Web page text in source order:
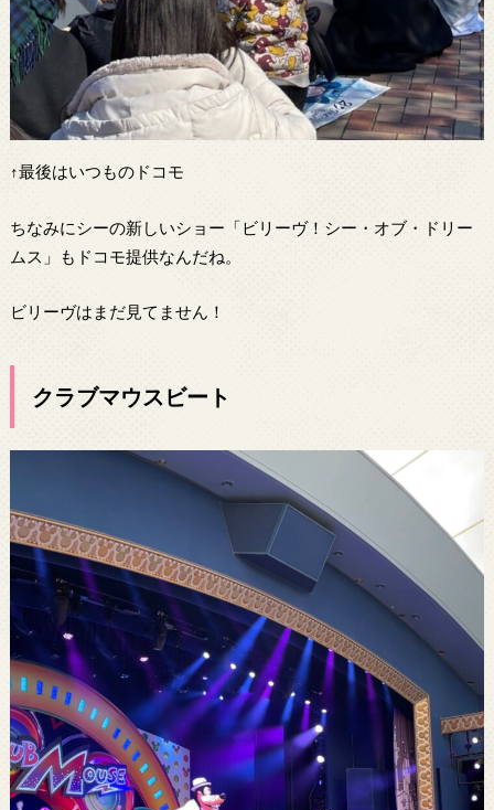
↑最後はいつものドコモ
ちなみにシーの新しいショー「ビリーヴ！シー・オブ・ドリー
ムス」もドコモ提供なんだね。
ビリーヴはまだ見てません！
クラブマウスビート